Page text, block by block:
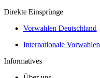
Direkte Einsprünge
Vorwahlen Deutschland
Internationale Vorwahlen
Informatives